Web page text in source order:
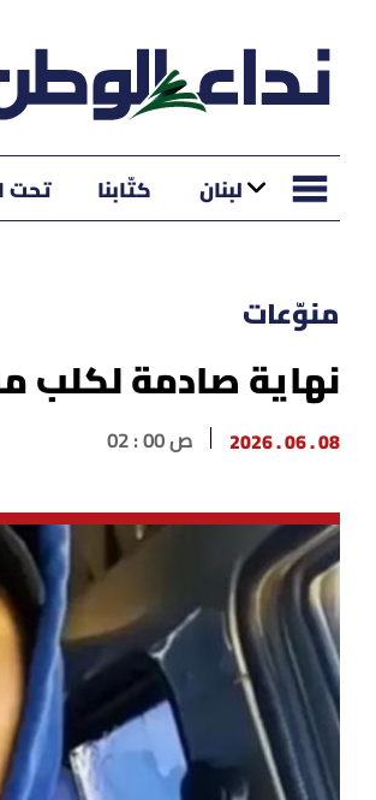
لبنان كتّابنا تحت
منوّعات
نهاية صادمة لكلب
08 . 06 . 2026 02 : 00 ص